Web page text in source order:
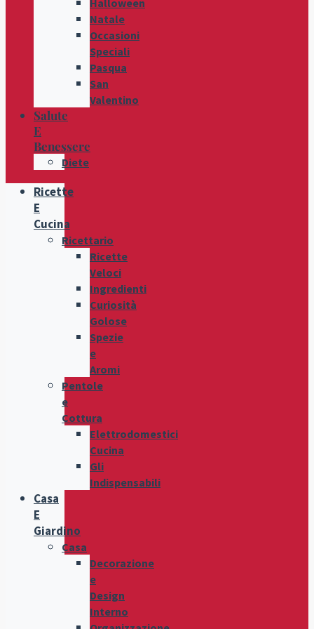
Halloween
Natale
Occasioni
Speciali
Pasqua
San
Valentino
Salute
E
Benessere
Diete
Ricette
E
Cucina
Ricettario
Ricette
Veloci
Ingredienti
Curiosità
Golose
Spezie
e
Aromi
Pentole
e
Cottura
Elettrodomestici
Cucina
Gli
Indispensabili
Casa
E
Giardino
Casa
Decorazione
e
Design
Interno